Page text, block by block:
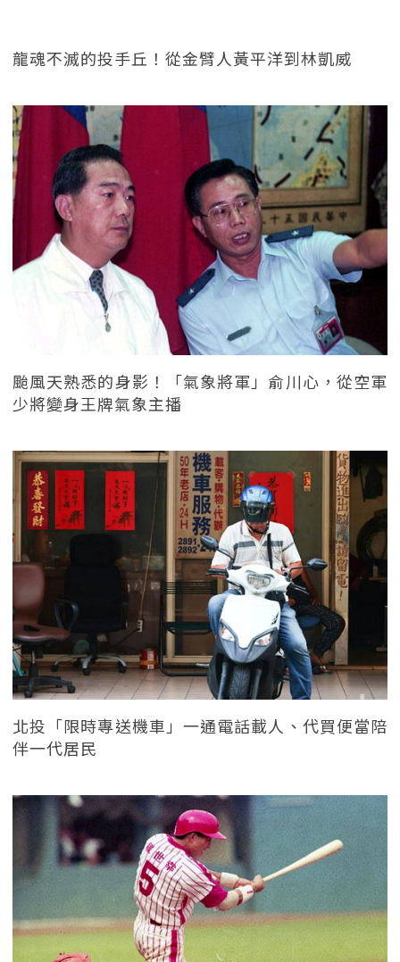
龍魂不滅的投手丘！從金臂人黃平洋到林凱威
颱風天熟悉的身影！「氣象將軍」俞川心，從空軍
少將變身王牌氣象主播
北投「限時專送機車」一通電話載人、代買便當陪
伴一代居民